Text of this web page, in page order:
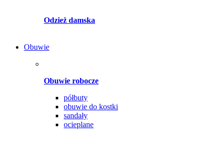
Odzież damska
Obuwie
Obuwie robocze
półbuty
obuwie do kostki
sandały
ocieplane